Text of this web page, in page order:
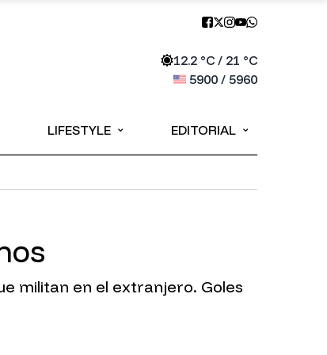
12.2°C / 21 °C
5900/ 5960
LIFESTYLE ⌄ EDITORIAL ⌄
militan en el extranjero. Goles